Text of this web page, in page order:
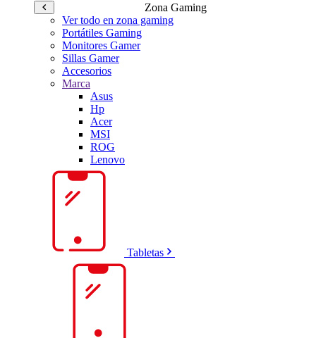
Zona Gaming
Ver todo en zona gaming
Portátiles Gaming
Monitores Gamer
Sillas Gamer
Accesorios
Marca
Asus
Hp
Acer
MSI
ROG
Lenovo
Tabletas